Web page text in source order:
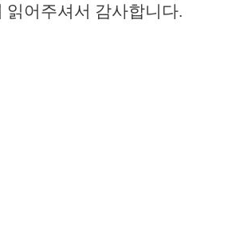
읽어주셔서 감사합니다.